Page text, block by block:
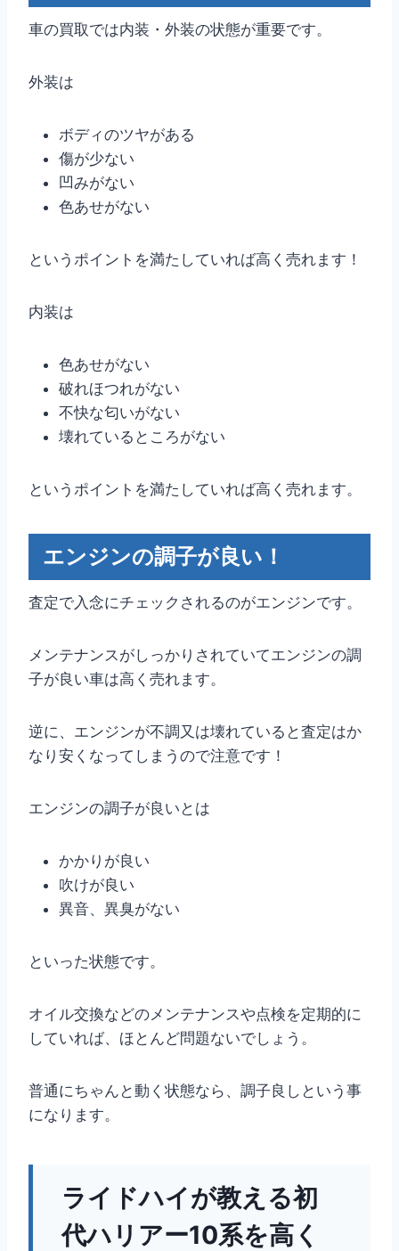
車の買取では内装・外装の状態が重要です。
外装は
ボディのツヤがある
傷が少ない
凹みがない
色あせがない
というポイントを満たしていれば高く売れます！
内装は
色あせがない
破れほつれがない
不快な匂いがない
壊れているところがない
というポイントを満たしていれば高く売れます。
エンジンの調子が良い！
査定で入念にチェックされるのがエンジンです。
メンテナンスがしっかりされていてエンジンの調
子が良い車は高く売れます。
逆に、エンジンが不調又は壊れていると査定はか
なり安くなってしまうので注意です！
エンジンの調子が良いとは
かかりが良い
吹けが良い
異音、異臭がない
といった状態です。
オイル交換などのメンテナンスや点検を定期的に
していれば、ほとんど問題ないでしょう。
普通にちゃんと動く状態なら、調子良しという事
になります。
ライドハイが教える初
代ハリアー10系を高く